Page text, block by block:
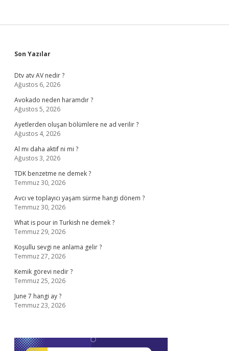
Sidebar
Son Yazılar
Dtv atv AV nedir ?
Ağustos 6, 2026
Avokado neden haramdır ?
Ağustos 5, 2026
Ayetlerden oluşan bölümlere ne ad verilir ?
Ağustos 4, 2026
Al mı daha aktif ni mi ?
Ağustos 3, 2026
TDK benzetme ne demek ?
Temmuz 30, 2026
Avcı ve toplayıcı yaşam sürme hangi dönem ?
Temmuz 30, 2026
What is pour in Turkish ne demek ?
Temmuz 29, 2026
Koşullu sevgi ne anlama gelir ?
Temmuz 27, 2026
Kemik görevi nedir ?
Temmuz 25, 2026
June 7 hangi ay ?
Temmuz 23, 2026